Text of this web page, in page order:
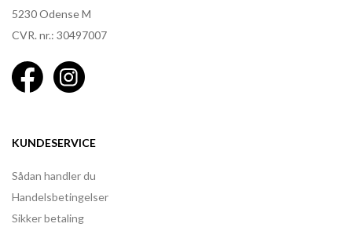
5230 Odense M
CVR. nr.: 30497007
KUNDESERVICE
Sådan handler du
Handelsbetingelser
Sikker betaling